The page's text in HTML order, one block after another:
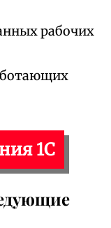
рабочих
1С